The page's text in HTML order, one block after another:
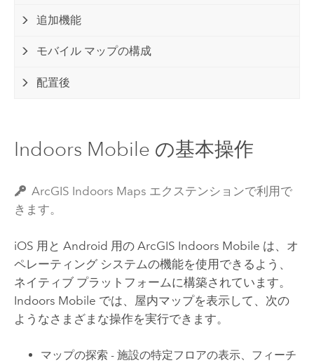
追加機能
モバイル マップの構成
配置後
Indoors Mobile の基本操作
ArcGIS Indoors Maps エクステンションで利用で
きます。
iOS 用と Android 用の ArcGIS Indoors Mobile は、オ
ペレーティング システムの機能を使用できるよう、
ネイティブ プラットフォームに構築されています。
Indoors Mobile では、屋内マップを表示して、次の
ようなさまざまな操作を実行できます。
マップの探索 - 施設の特定フロアの表示、フィーチ